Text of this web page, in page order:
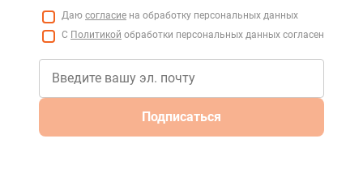
Даю согласие на обработку персональных данных
С Политикой обработки персональных данных согласен
Подписаться